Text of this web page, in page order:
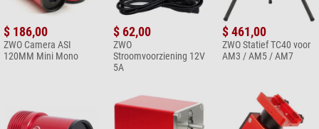
$ 186,00
ZWO Camera ASI
120MM Mini Mono
$ 62,00
ZWO
Stroomvoorziening 12V
5A
$ 461,00
ZWO Statief TC40 voor
AM3 / AM5 / AM7